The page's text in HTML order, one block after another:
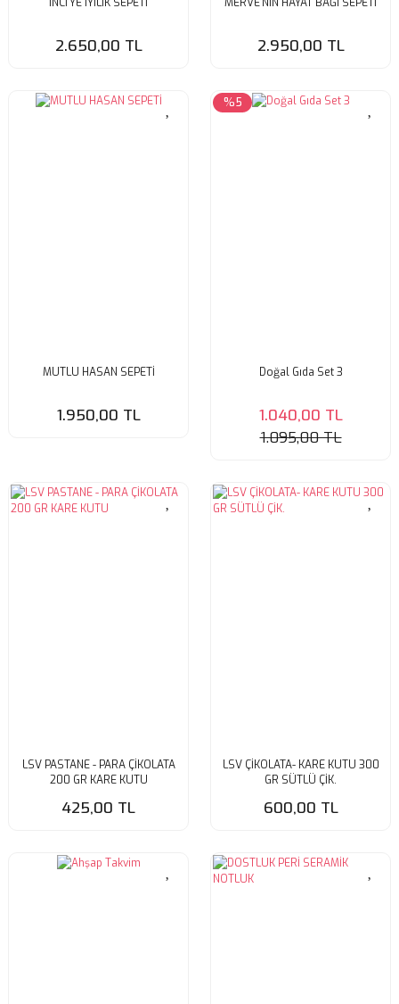
2.650,00 TL 2.950,00 TL
MUTLU HASAN SEPETİ
1.950,00 TL
%5
Doğal Gıda Set 3
1.040,00 TL
1.095,00 TL
LSV PASTANE - PARA ÇİKOLATA
200 GR KARE KUTU
425,00 TL
LSV ÇİKOLATA- KARE KUTU 300
GR SÜTLÜ ÇİK.
600,00 TL